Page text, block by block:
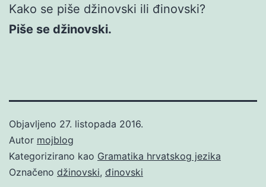
Kako se piše džinovski ili đinovski?
Piše se džinovski.
Objavljeno 27. listopada 2016.
Autor mojblog
Kategorizirano kao Gramatika hrvatskog jezika
Označeno džinovski, đinovski